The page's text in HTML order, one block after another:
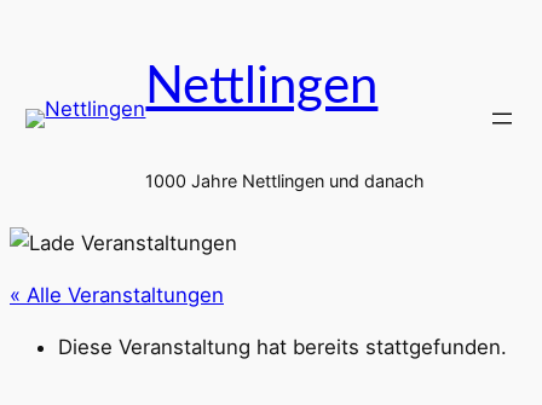
Nettlingen
1000 Jahre Nettlingen und danach
« Alle Veranstaltungen
Diese Veranstaltung hat bereits stattgefunden.